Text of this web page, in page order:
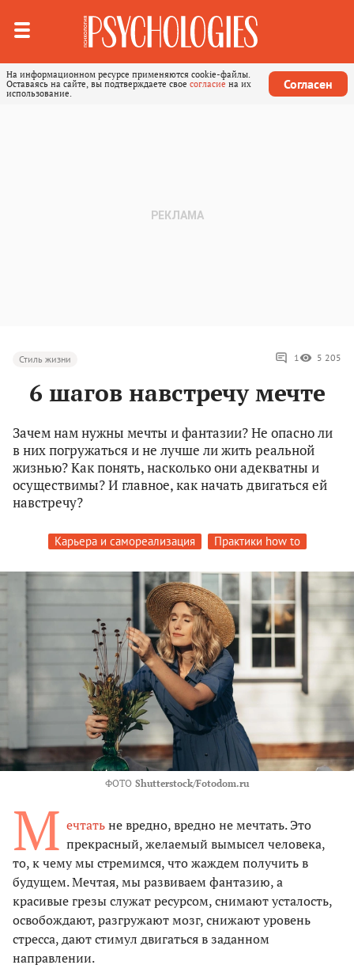
На информационном ресурсе применяются cookie-файлы.
Оставаясь на сайте, вы подтверждаете свое согласие на их
использование.
Согласен
Стиль жизни 1 5 205
6 шагов навстречу мечте
Зачем нам нужны мечты и фантазии? Не опасно ли
в них погружаться и не лучше ли жить реальной
жизнью? Как понять, насколько они адекватны и
осуществимы? И главное, как начать двигаться ей
навстречу?
Карьера и самореализация Практики how to
ФОТО Shutterstock/Fotodom.ru
М ечтатьне вредно, вредно не мечтать. Это
прекрасный, желаемый вымысел человека,
то, к чему мы стремимся, что жаждем получить в
будущем. Мечтая, мы развиваем фантазию, а
красивые грезы служат ресурсом, снимают усталость,
освобождают, разгружают мозг, снижают уровень
стресса, дают стимул двигаться в заданном
направлении.